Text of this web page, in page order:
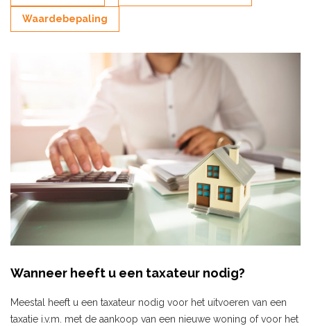
Waardebepaling
Wanneer heeft u een taxateur nodig?
Meestal heeft u een taxateur nodig voor het uitvoeren van een
taxatie i.v.m. met de aankoop van een nieuwe woning of voor het